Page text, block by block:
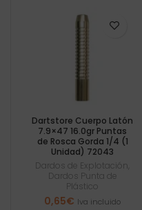
Dartstore Cuerpo Latón
7.9×47 16.0gr Puntas
de Rosca Gorda 1/4 (1
Unidad) 72043
Dardos de Explotación
Dardos Punta de
Plástico
0,65€ Iva incluido